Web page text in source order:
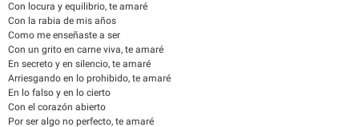
Con locura y equilibrio, te amaré
Con la rabia de mis años
Como me enseñaste a ser
Con un grito en carne viva, te amaré
En secreto y en silencio, te amaré
Arriesgando en lo prohibido, te amaré
En lo falso y en lo cierto
Con el corazón abierto
Por ser algo no perfecto, te amaré